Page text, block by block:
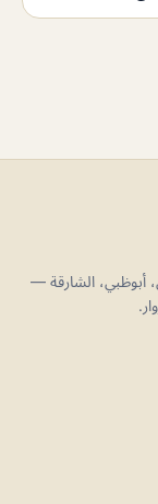
أبوظبي، الشارقة —